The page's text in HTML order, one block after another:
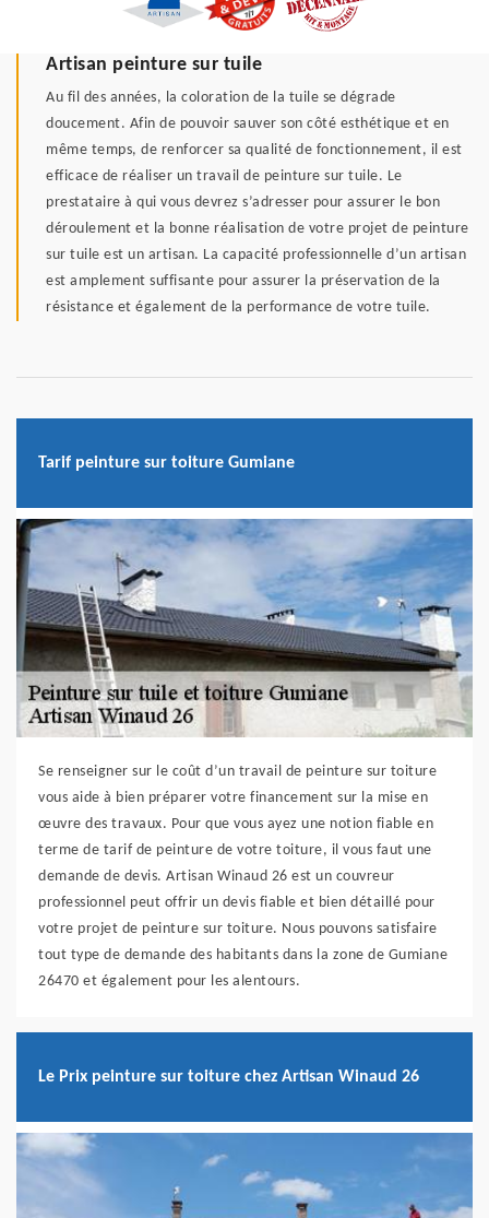
Artisan peinture sur tuile
Au fil des années, la coloration de la tuile se dégrade
doucement. Afin de pouvoir sauver son côté esthétique et en
même temps, de renforcer sa qualité de fonctionnement, il est
efficace de réaliser un travail de peinture sur tuile. Le
prestataire à qui vous devrez s’adresser pour assurer le bon
déroulement et la bonne réalisation de votre projet de peinture
sur tuile est un artisan. La capacité professionnelle d’un artisan
est amplement suffisante pour assurer la préservation de la
résistance et également de la performance de votre tuile.
Tarif peinture sur toiture Gumiane
Se renseigner sur le coût d’un travail de peinture sur toiture
vous aide à bien préparer votre financement sur la mise en
œuvre des travaux. Pour que vous ayez une notion fiable en
terme de tarif de peinture de votre toiture, il vous faut une
demande de devis. Artisan Winaud 26 est un couvreur
professionnel peut offrir un devis fiable et bien détaillé pour
votre projet de peinture sur toiture. Nous pouvons satisfaire
tout type de demande des habitants dans la zone de Gumiane
26470 et également pour les alentours.
Le Prix peinture sur toiture chez Artisan Winaud 26